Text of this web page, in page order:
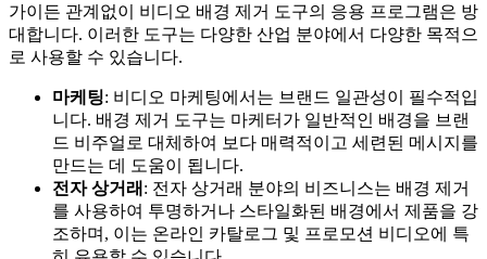
가이든 관계없이 비디오 배경 제거 도구의 응용 프로그램은 방
대합니다. 이러한 도구는 다양한 산업 분야에서 다양한 목적으
로 사용할 수 있습니다.
마케팅: 비디오 마케팅에서는 브랜드 일관성이 필수적입
니다. 배경 제거 도구는 마케터가 일반적인 배경을 브랜
드 비주얼로 대체하여 보다 매력적이고 세련된 메시지를
만드는 데 도움이 됩니다.
전자 상거래 : 전자 상거래 분야의 비즈니스는 배경 제거
를 사용하여 투명하거나 스타일화된 배경에서 제품을 강
조하며, 이는 온라인 카탈로그 및 프로모션 비디오에 특